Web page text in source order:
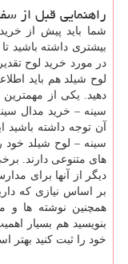
راهنمایی قبل از
شما باید پیش از
بیشتری داشته باشید
در مورد خرید لوح
لوح شیلد هم باید
دهید. یکی از
سینه – خرید مدال
آن توجه داشته
سینه – لوح شیلد خود
های متنوعی دارند.
دیگر از آنها برای
بر اساس نیازی که
همچنین نوشته ها و
بنویسید هم بسیار
خود را ثبت کنید